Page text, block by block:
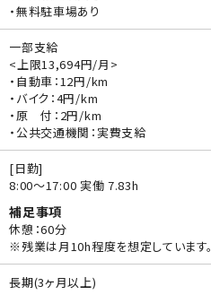
・無料駐車場あり
一部支給
<上限13,694円/月>
・自動車：12円/km
・バイク：4円/km
・原 付：2円/km
・公共交通機関：実費支給
[日勤]
8:00〜17:00 実働 7.83h
補足事項
休憩：60分
※残業は月10h程度を想定しています。
長期(3ヶ月以上)